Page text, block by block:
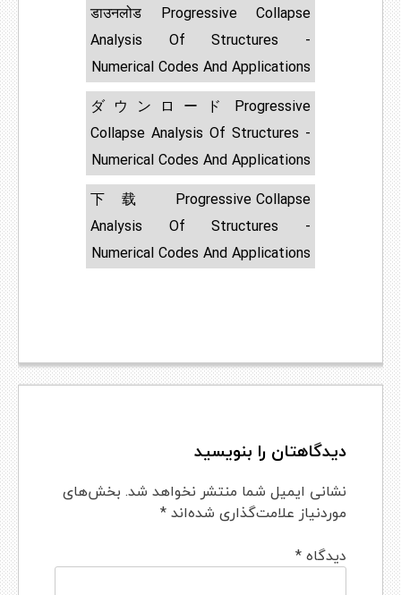
डाउनलोड Progressive Collapse
Analysis Of Structures -
Numerical Codes And Applications
ダウンロード Progressive
Collapse Analysis Of Structures -
Numerical Codes And Applications
下载 Progressive Collapse
Analysis Of Structures -
Numerical Codes And Applications
دیدگاهتان را بنویسید
نشانی ایمیل شما منتشر نخواهد شد. بخش‌های
موردنیاز علامت‌گذاری شده‌اند*
دیدگاه*